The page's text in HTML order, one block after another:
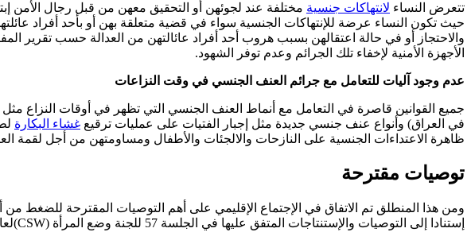
تتعرض النساء لانتهاكات جنسية مختلفة عند لجوئهن أو التحقيق معهن من قبل رجال الأمن
حيث تكون النساء عرضة للإنتهاكات الجنسية سواء في قضية متعلقة بهن أو بأحد أفراد
والاحتجاز أو في حالة اعتقالهن بسبب هروب أحد أفراد عائالتهن من العدالة حسب تقرير
الأجهزة الأمنية لإخفاء تلك الجرائم وعدم توفر الشهود.
عدم وجود آليات للتعامل مع جرائم العنف الجنسي في وقت النزاعات
جميع القوانين قاصرة في التعامل مع أنماط العنف الجنسي التي تظهر في أوقات النزاع
في العراق) وأنواع عنف جنسي جديدة مثل إجبار الفتيات على عمليات ترقيع غشاء البكارة
ظاهرة الاعتداءات الجنسية على النازحات والالجئات والأطفال ومساومتهن من أجل لقمة
توصيات مقترحة
ومن هذا المنطلق تم الاتفاق في الإجتماع الإقليمي على أهم التوصيات المقترحة للضغط
إستنادا إلى التوصيات والإستنتاجات المتفق عليها في الجلسة 57 للجنة وضع المرأة (CSW)لعام 2013 وهي كالتالي: